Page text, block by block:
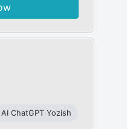
AI ChatGPT Yozish